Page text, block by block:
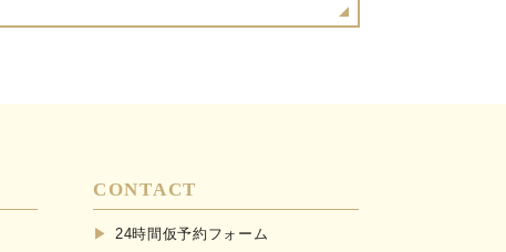
CONTACT
24時間仮予約フォーム